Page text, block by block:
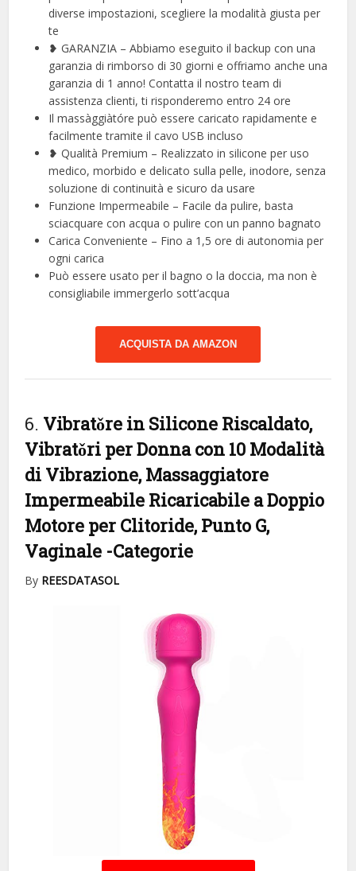
diverse impostazioni, scegliere la modalità giusta per
te
❥ GARANZIA – Abbiamo eseguito il backup con una
garanzia di rimborso di 30 giorni e offriamo anche una
garanzia di 1 anno! Contatta il nostro team di
assistenza clienti, ti risponderemo entro 24 ore
Il massàggiàtóre può essere caricato rapidamente e
facilmente tramite il cavo USB incluso
❥ Qualità Premium – Realizzato in silicone per uso
medico, morbido e delicato sulla pelle, inodore, senza
soluzione di continuità e sicuro da usare
Funzione Impermeabile – Facile da pulire, basta
sciacquare con acqua o pulire con un panno bagnato
Carica Conveniente – Fino a 1,5 ore di autonomia per
ogni carica
Può essere usato per il bagno o la doccia, ma non è
consigliabile immergerlo sott’acqua
ACQUISTA DA AMAZON
6. Vibratǒre in Silicone Riscaldato,
Vibratǒri per Donna con 10 Modalità
di Vibrazione, Massaggiatore
Impermeabile Ricaricabile a Doppio
Motore per Clitoride, Punto G,
Vaginale -Categorie
By REESDATASOL